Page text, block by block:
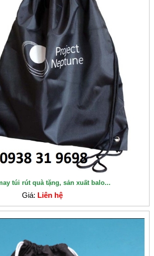
túi rút quà tặng, sản xuất balo...
Giá: Liên hệ